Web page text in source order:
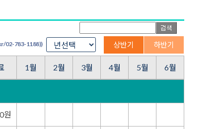
02-783-1188)) 상반기 하반기
1월 2월 3월 4월 5월 6월
원